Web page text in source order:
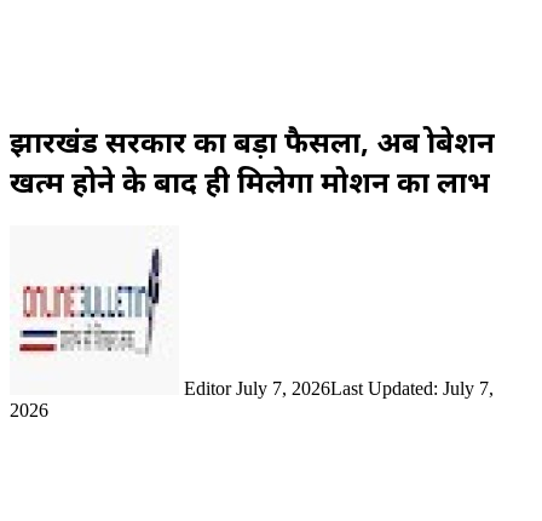
झारखंड सरकार का बड़ा फैसला, अब प्रोबेशन
खत्म होने के बाद ही मिलेगा प्रमोशन का लाभ
Editor July 7, 2026Last Updated: July 7,
2026